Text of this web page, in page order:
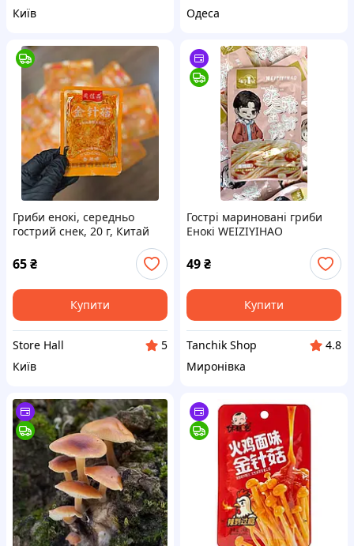
Київ
Одеса
Гриби енокі, середньо
гострий снек, 20 г, Китай
65₴
Купити
Store Hall
5
Київ
Гострі мариновані гриби
Енокі WEIZIYIHAO
(Китайський снек Латяо),
12г
49₴
Купити
Tanchik Shop
4.8
Миронівка